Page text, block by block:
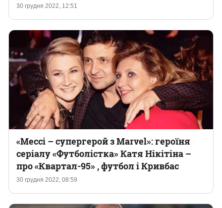
30 грудня 2022, 12:51
30 грудня 2022, 08:59
«Мессі – супергерой з Marvel»: героїня
серіалу «Футболістка» Катя Нікітіна –
про «Квартал-95» , футбол і Кривбас